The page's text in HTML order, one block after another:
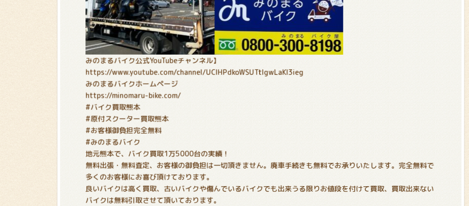
みのまるバイク公式YouTubeチャンネル】
https://www.youtube.com/channel/UCIHPdkoWSUTtIgwLaKl3ieg
みのまるバイクホームページ
https://minomaru-bike.com/
#バイク買取熊本
#原付スクーター買取熊本
#お客様御負担完全無料
#みのまるバイク
地元熊本で、バイク買取1万5000台の実績！
無料出張・無料査定、お客様の御負担は一切頂きません。廃車手続きも無料でお承りいたします。完全無料で
多くのお客様にお喜び頂けております。
良いバイクは高く買取、古いバイクや傷んでいるバイクでも出来うる限りお値段を付けて買取、買取出来ない
バイクは無料引取させて頂いております。